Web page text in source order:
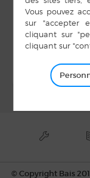
35680
Apéro
lecteur
© Copyright Bais